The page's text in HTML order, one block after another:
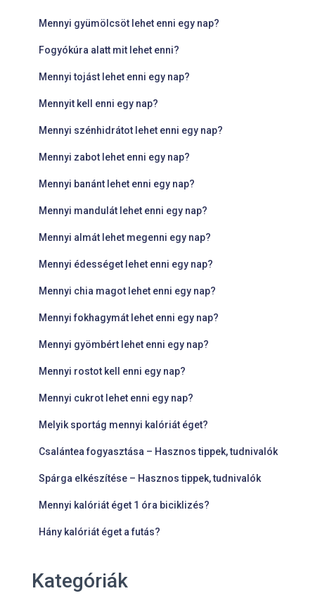
Mennyi gyümölcsöt lehet enni egy nap?
Fogyókúra alatt mit lehet enni?
Mennyi tojást lehet enni egy nap?
Mennyit kell enni egy nap?
Mennyi szénhidrátot lehet enni egy nap?
Mennyi zabot lehet enni egy nap?
Mennyi banánt lehet enni egy nap?
Mennyi mandulát lehet enni egy nap?
Mennyi almát lehet megenni egy nap?
Mennyi édességet lehet enni egy nap?
Mennyi chia magot lehet enni egy nap?
Mennyi fokhagymát lehet enni egy nap?
Mennyi gyömbért lehet enni egy nap?
Mennyi rostot kell enni egy nap?
Mennyi cukrot lehet enni egy nap?
Melyik sportág mennyi kalóriát éget?
Csalántea fogyasztása – Hasznos tippek, tudnivalók
Spárga elkészítése – Hasznos tippek, tudnivalók
Mennyi kalóriát éget 1 óra biciklizés?
Hány kalóriát éget a futás?
Kategóriák